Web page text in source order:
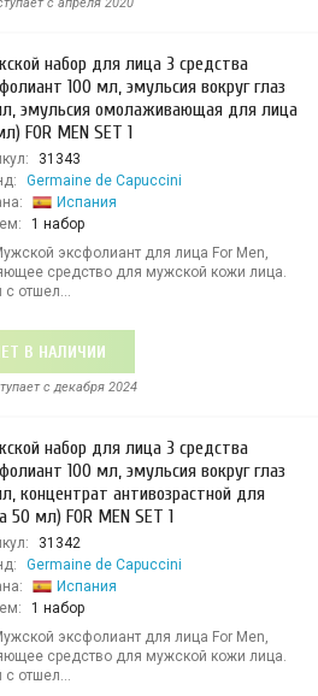
набор для лица 3 средства
100 мл, эмульсия вокруг глаз
эмульсия омолаживающая для лица
FOR MEN SET 1
31343
Germaine de Capuccini
Испания
1 набор
эксфолиант для лица For Men,
средство для мужской кожи лица.
с отшел...
В НАЛИЧИИ
c декабря 2024
набор для лица 3 средства
100 мл, эмульсия вокруг глаз
концентрат антивозрастной для
50 мл) FOR MEN SET 1
31342
Germaine de Capuccini
Испания
1 набор
эксфолиант для лица For Men,
средство для мужской кожи лица.
с отшел...